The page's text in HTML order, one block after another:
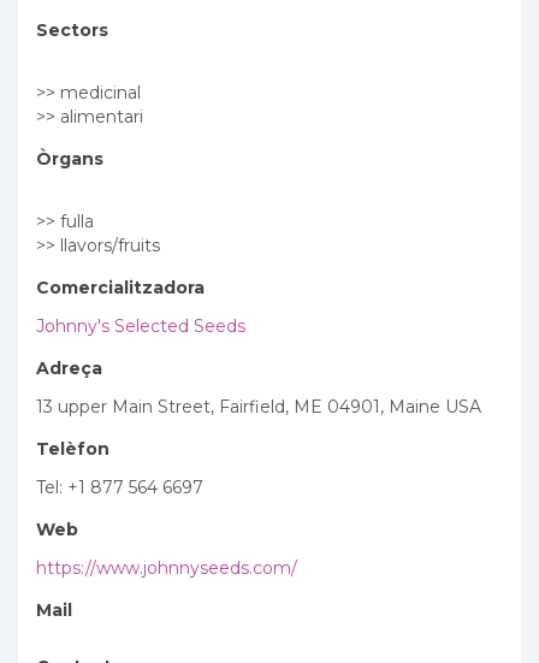
Sectors
>> medicinal
>> alimentari
Òrgans
>> fulla
>> llavors/fruits
Comercialitzadora
Johnny's Selected Seeds
Adreça
13 upper Main Street, Fairfield, ME 04901, Maine USA
Telèfon
Tel: +1 877 564 6697
Web
https://www.johnnyseeds.com/
Mail